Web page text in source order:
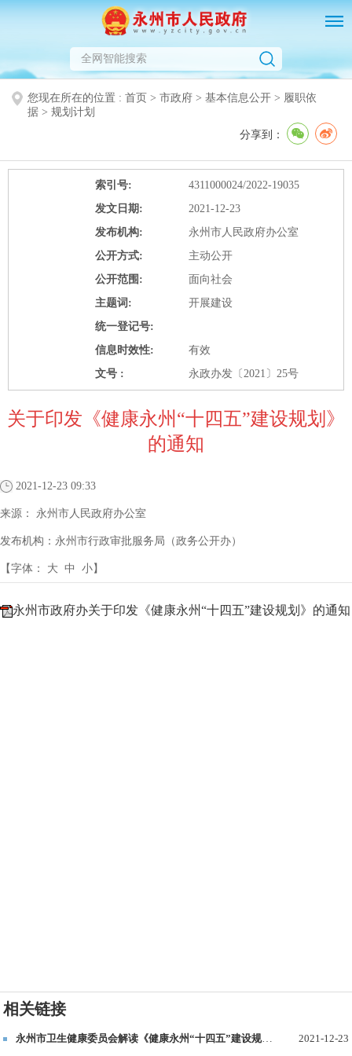
您现在所在的位置 : 首页 > 市政府 > 基本信息公开 > 履职依
据 > 规划计划
分享到：
索引号:
4311000024/2022-19035
发文日期:
2021-12-23
发布机构:
永州市人民政府办公室
公开方式:
主动公开
公开范围:
面向社会
主题词:
开展建设
统一登记号:
信息时效性:
有效
文号 :
永政办发〔2021〕25号
关于印发《健康永州“十四五”建设规划》
的通知
2021-12-23 09:33
来源： 永州市人民政府办公室
发布机构： 永州市行政审批服务局（政务公开办）
【字体： 大 中 小】
永州市政府办关于印发《健康永州“十四五”建设规划》的通知
相关链接
永州市卫生健康委员会解读《健康永州“十四五”建设规划》 2021-12-23